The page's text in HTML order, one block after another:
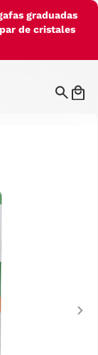
graduadas
de cristales